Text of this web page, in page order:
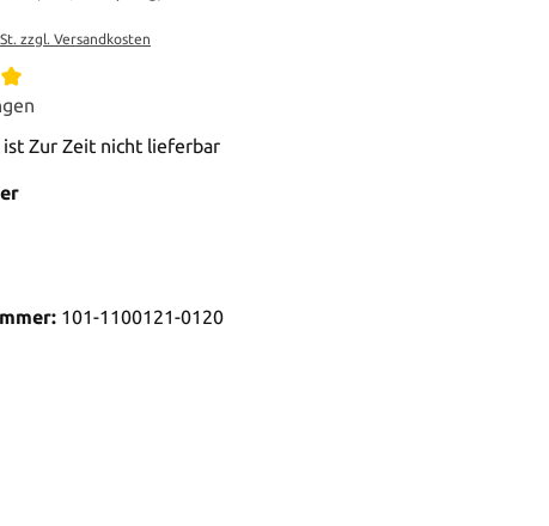
zzgl. Versandkosten
Zur Zeit nicht lieferbar
101-1100121-0120